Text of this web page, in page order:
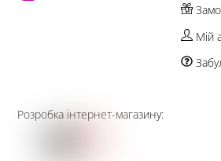
Мій
Розробка інтернет-магазину: